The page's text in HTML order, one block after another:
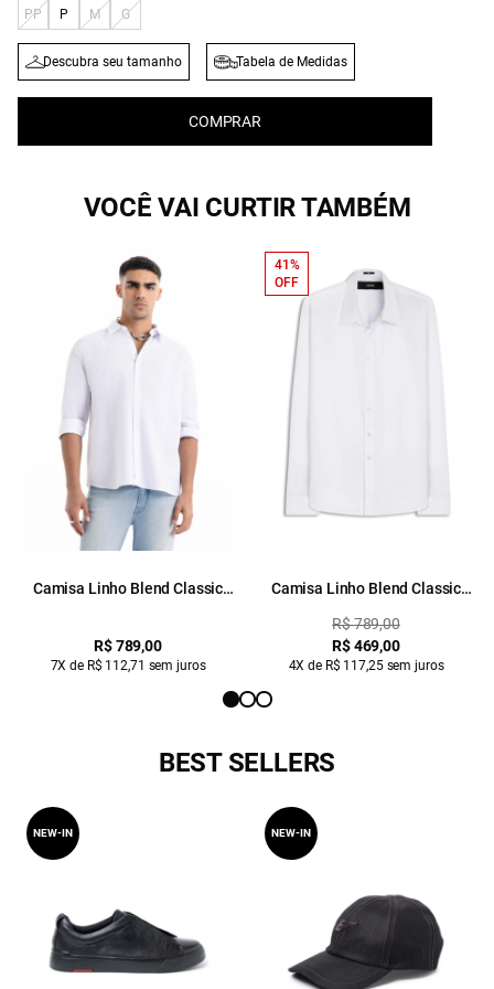
PP P M G
Descubra seu tamanho Tabela de Medidas
COMPRAR
VOCÊ VAI CURTIR TAMBÉM
Camisa Linho Blend Classic
R$ 789,00
7X de R$ 112,71 sem juros
Camisa Linho Blend Classic
R$ 789,00
R$ 469,00
4X de R$ 117,25 sem juros
41%
OFF
BEST SELLERS
NEW-IN NEW-IN